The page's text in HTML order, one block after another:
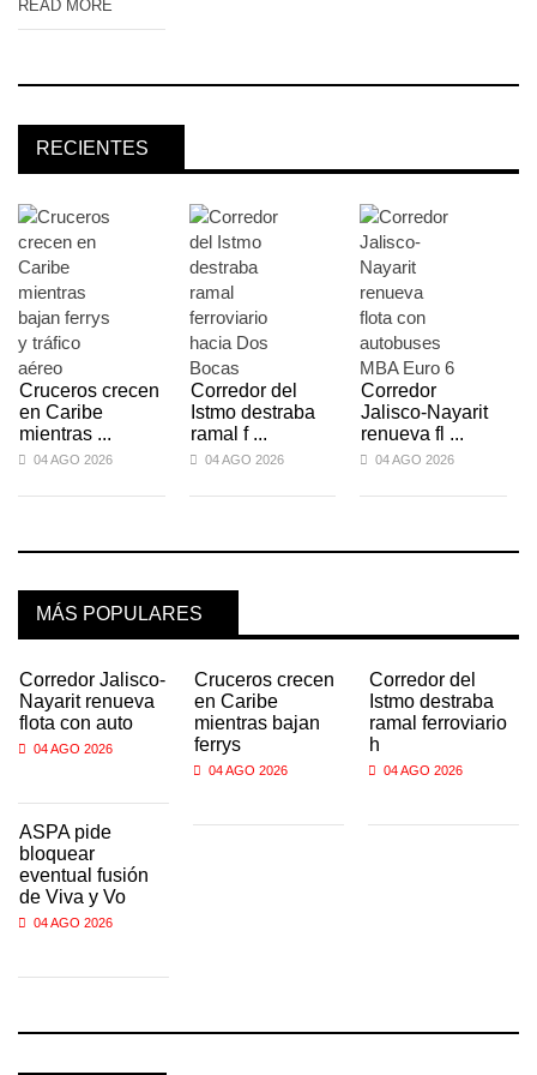
READ MORE
RECIENTES
Cruceros crecen
en Caribe
mientras ...
04 AGO 2026
Corredor del
Istmo destraba
ramal f ...
04 AGO 2026
Corredor
Jalisco-Nayarit
renueva fl ...
04 AGO 2026
MÁS POPULARES
Corredor Jalisco-
Nayarit renueva
flota con auto
04 AGO 2026
ASPA pide
bloquear
eventual fusión
de Viva y Vo
04 AGO 2026
Cruceros crecen
en Caribe
mientras bajan
ferrys
04 AGO 2026
Corredor del
Istmo destraba
ramal ferroviario
h
04 AGO 2026